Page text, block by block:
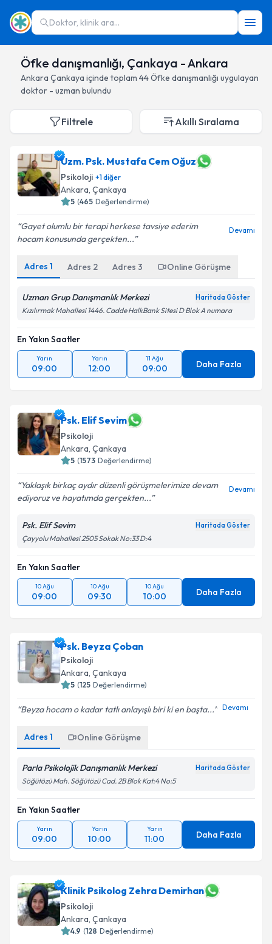
Doktor, klinik ara...
Öfke danışmanlığı, Çankaya - Ankara
Ankara Çankaya içinde toplam 44Öfke danışmanlığı uygulayan
doktor - uzman bulundu
Filtrele Akıllı Sıralama
Uzm. Psk. Mustafa Cem Oğuz
Psikoloji +1diğer
Ankara, Çankaya
5 (465 Değerlendirme)
Gayet olumlu bir terapi herkese tavsiye ederim
hocam konusunda gerçekten...
Devamı
Adres 1 Adres 2 Adres 3 Online Görüşme
Uzman Grup Danışmanlık Merkezi Haritada Göster
Kızılırmak Mahallesi 1446. Cadde HalkBank Sitesi D Blok A numara
En Yakın Saatler
Yarın
09:00
Yarın
12:00
11 Ağu
09:00 Daha Fazla
Psk. Elif Sevim
Psikoloji
Ankara, Çankaya
5 (1573 Değerlendirme)
Yaklaşık birkaç aydır düzenli görüşmelerimize devam
ediyoruz ve hayatımda gerçekten...
Devamı
Psk. Elif Sevim Haritada Göster
Çayyolu Mahallesi 2505 Sokak No:33 D:4
En Yakın Saatler
10 Ağu
09:00
10 Ağu
09:30
10 Ağu
10:00 Daha Fazla
Psk. Beyza Çoban
Psikoloji
Ankara, Çankaya
5 (125 Değerlendirme)
Beyza hocam o kadar tatlı anlayışlı biri ki en başta... Devamı
Adres 1 Online Görüşme
Parla Psikolojik Danışmanlık Merkezi Haritada Göster
Söğütözü Mah. Söğütözü Cad. 2B Blok Kat:4 No:5
En Yakın Saatler
Yarın
09:00
Yarın
10:00
Yarın
11:00 Daha Fazla
Klinik Psikolog Zehra Demirhan
Psikoloji
Ankara, Çankaya
4.9 (128 Değerlendirme)